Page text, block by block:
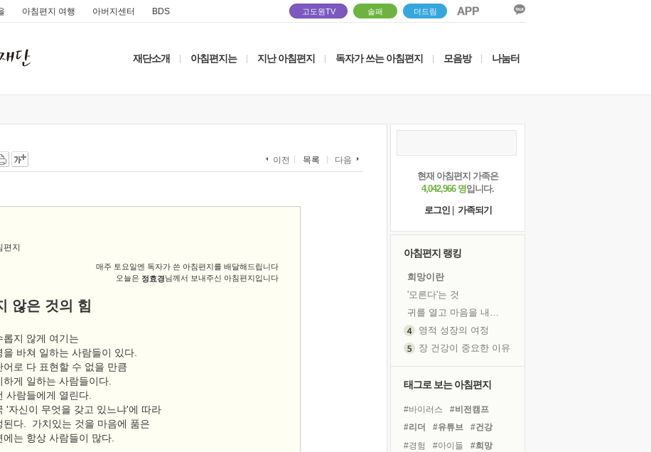
아침편지 여행 아버지센터 BDS 고도원TV 솔패 더드림
재단소개 아침편지는 지난 아침편지 독자가 쓰는 아침편지 모음방 나눔터
이전 목록 다음
매주 토요일엔 독자가 쓴 아침편지를 배달해드립니다
오늘은 정효경님께서 보내주신 아침편지입니다
않은 것의 힘
롭지 않게 여기는
을 바쳐 일하는 사람들이 있다.
어로 다 표현할 수 없을 만큼
게 일하는 사람들이다.
사람들에게 열린다.
'자신이 무엇을 갖고 있느냐'에 따라
된다. 가치있는 것을 마음에 품은
는 항상 사람들이 많다.
현재 아침편지 가족은
4,042,966 명입니다.
로그인
가족되기
아침편지 랭킹
희망이란
'모른다'는 것
귀를 열고 마음을 내어주고
영적 성장의 여정
장 건강이 중요한 이유
흙이 된 몸으로 출근하는 여자
태그로 보는 아침편지
#바이러스
#비전캠프
#리더
#유튜브
#건강
#경험
#아이들
#희망